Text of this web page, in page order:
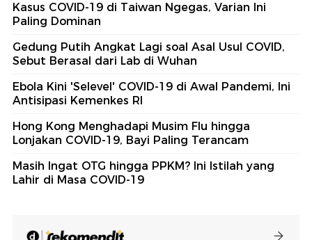
Kasus COVID-19 di Taiwan Ngegas, Varian Ini
Paling Dominan
Gedung Putih Angkat Lagi soal Asal Usul COVID,
Sebut Berasal dari Lab di Wuhan
Ebola Kini 'Selevel' COVID-19 di Awal Pandemi, Ini
Antisipasi Kemenkes RI
Hong Kong Menghadapi Musim Flu hingga
Lonjakan COVID-19, Bayi Paling Terancam
Masih Ingat OTG hingga PPKM? Ini Istilah yang
Lahir di Masa COVID-19